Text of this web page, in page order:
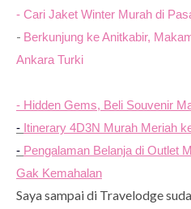
- Cari Jaket Winter Murah di
- Berkunjung ke Anitkabir,
Ankara Turki
- Hidden Gems, Beli Souvenir
- Itinerary 4D3N Murah Meriah
- Pengalaman Belanja di Outlet
Gak Kemahalan
Saya sampai di Travelodge